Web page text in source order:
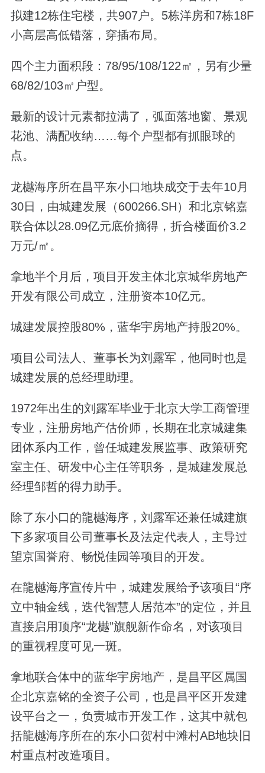
拟建12栋住宅楼，共907户。5栋洋房和7栋18F
小高层高低错落，穿插布局。
四个主力面积段：78/95/108/122㎡，另有少量
68/82/103㎡户型。
最新的设计元素都拉满了，弧面落地窗、景观
花池、满配收纳……每个户型都有抓眼球的
点。
龙樾海序所在昌平东小口地块成交于去年10月
30日，由城建发展（600266.SH）和北京铭嘉
联合体以28.09亿元底价摘得，折合楼面价3.2
万元/㎡。
拿地半个月后，项目开发主体北京城华房地产
开发有限公司成立，注册资本10亿元。
城建发展控股80%，蓝华宇房地产持股20%。
项目公司法人、董事长为刘露军，他同时也是
城建发展的总经理助理。
1972年出生的刘露军毕业于北京大学工商管理
专业，注册房地产估价师，长期在北京城建集
团体系内工作，曾任城建发展监事、政策研究
室主任、研发中心主任等职务，是城建发展总
经理邹哲的得力助手。
除了东小口的龍樾海序，刘露军还兼任城建旗
下多家项目公司董事长及法定代表人，主导过
望京国誉府、畅悦佳园等项目的开发。
在龍樾海序宣传片中，城建发展给予该项目“序
立中轴金线，迭代智慧人居范本”的定位，并且
直接启用顶序“龙樾”旗舰新作命名，对该项目
的重视程度可见一斑。
拿地联合体中的蓝华宇房地产，是昌平区属国
企北京嘉铭的全资子公司，也是昌平区开发建
设平台之一，负责城市开发工作，这其中就包
括龍樾海序所在的东小口贺村中滩村AB地块旧
村重点村改造项目。